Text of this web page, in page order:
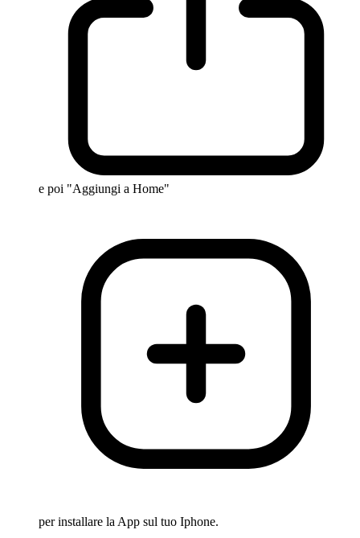
e poi "Aggiungi a Home"
per installare la App sul tuo Iphone.